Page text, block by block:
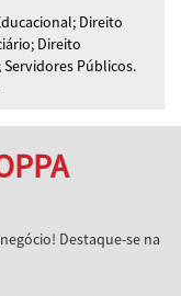
Direito
Direito
Públicos.
Destaque-se na